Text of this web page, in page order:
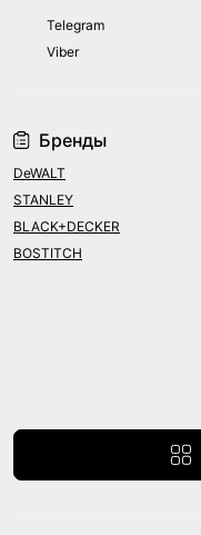
Бренды
DeWALT
STANLEY
BLACK+DECKER
BOSTITCH
Telegram
Viber